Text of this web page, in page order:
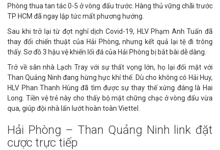
Phòng thua tan tác 0-5 ở vòng đấu trước. Hàng thủ vững chãi trước
TP HCM đã ngay lập tức mất phương hướng.
Sau khi trở lại từ đợt nghỉ dịch Covid-19, HLV Phạm Anh Tuấn đã
thay đổi chiến thuật của Hải Phòng, nhưng kết quả lại tệ đi trông
thấy. Sơ đồ 3 hậu vệ khiến lối đá của Hải Phòng bị bắt bài dễ dàng.
Trở về sân nhà Lạch Tray với sự thất vọng lớn, họ lại đối mặt với
Than Quảng Ninh đang hừng hực khí thế. Dù cho không có Hải Huy,
HLV Phan Thanh Hùng đã tìm được sự thay thế xứng đáng là Hai
Long. Tiền vệ trẻ này cho thấy bộ mặt chững chạc ở vòng đấu vừa
qua, giúp đội nhà lấn lướt hoàn toàn Viettel.
Hải Phòng – Than Quảng Ninh link đặt
cược trực tiếp